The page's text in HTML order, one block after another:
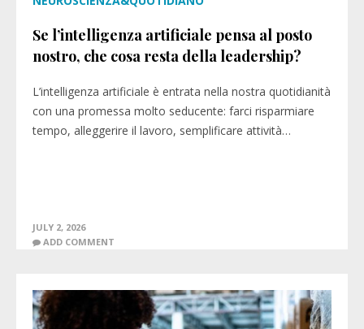
Se l’intelligenza artificiale pensa al posto
nostro, che cosa resta della leadership?
L’intelligenza artificiale è entrata nella nostra quotidianità
con una promessa molto seducente: farci risparmiare
tempo, alleggerire il lavoro, semplificare attività…
JULY 2, 2026
ADD COMMENT